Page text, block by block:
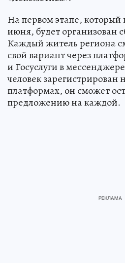
На первом этапе, который
июня, будет организован
Каждый житель региона
свой вариант через
и Госуслуги в
человек зарегистрирован
платформах, он сможет
предложению на каждой.